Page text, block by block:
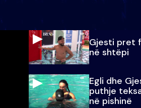
Gjesti pret
në shtëpi
Egli dhe
puthje
në pishinë